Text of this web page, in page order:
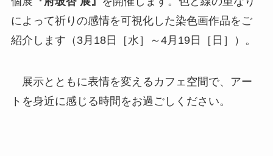
によって祈りの感情を可視化した染色画作品をご
紹介します（3月18日［水］～4月19日［日］）。
展示とともに表情を変えるカフェ空間で、アー
トを身近に感じる時間をお過ごしください。